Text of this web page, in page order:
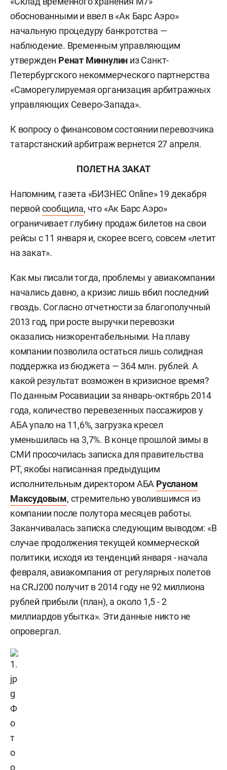
обоснованными и ввел в «Ак Барс Аэро»
начальную процедуру банкротства —
наблюдение. Временным управляющим
утвержден Ренат Миннулин из Санкт-
Петербургского некоммерческого партнерства
«Саморегулируемая организация арбитражных
управляющих Северо-Запада».
К вопросу о финансовом состоянии перевозчика
татарстанский арбитраж вернется 27 апреля.
ПОЛЕТ НА ЗАКАТ
Напомним, газета «БИЗНЕС Online» 19 декабря
первой сообщила, что «Ак Барс Аэро»
ограничивает глубину продаж билетов на свои
рейсы с 11 января и, скорее всего, совсем «летит
на закат».
Как мы писали тогда, проблемы у авиакомпании
начались давно, а кризис лишь вбил последний
гвоздь. Согласно отчетности за благополучный
2013 год, при росте выручки перевозки
оказались низкорентабельными. На плаву
компании позволила остаться лишь солидная
поддержка из бюджета — 364 млн. рублей. А
какой результат возможен в кризисное время?
По данным Росавиации за январь-октябрь 2014
года, количество перевезенных пассажиров у
АБА упало на 11,6%, загрузка кресел
уменьшилась на 3,7%. В конце прошлой зимы в
СМИ просочилась записка для правительства
РТ, якобы написанная предыдущим
исполнительным директором АБА Русланом
Максудовым, стремительно уволившимся из
компании после полутора месяцев работы.
Заканчивалась записка следующим выводом: «В
случае продолжения текущей коммерческой
политики, исходя из тенденций января - начала
февраля, авиакомпания от регулярных полетов
на CRJ200 получит в 2014 году не 92 миллиона
рублей прибыли (план), а около 1,5 - 2
миллиардов убытка». Эти данные никто не
опровергал.
Ф
о
т
о
о